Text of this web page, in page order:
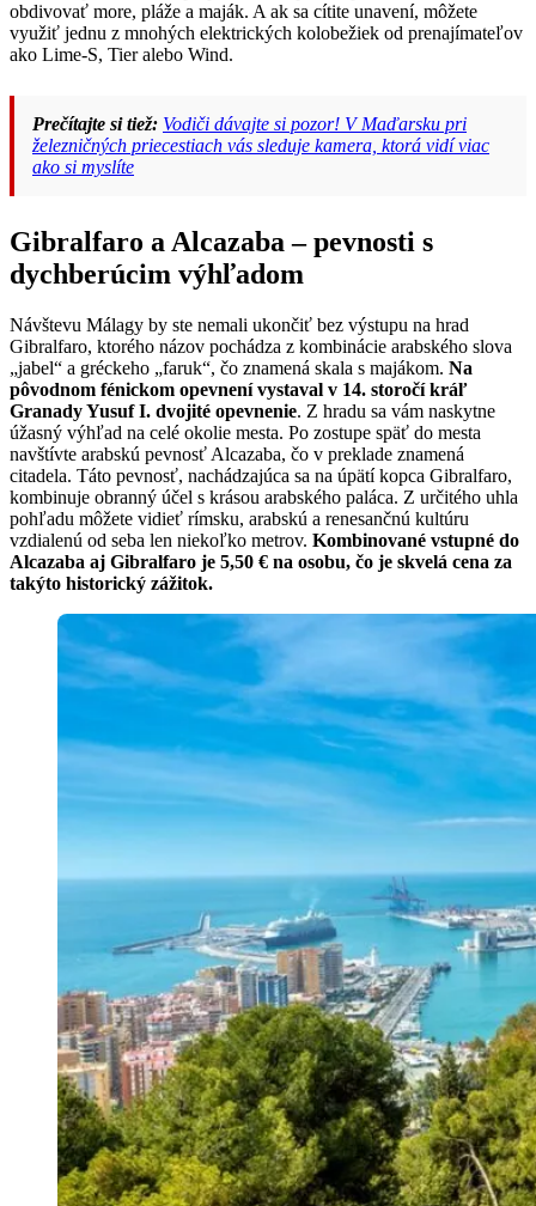
obdivovať more, pláže a maják. A ak sa cítite unavení, môžete
využiť jednu z mnohých elektrických kolobežiek od prenajímateľov
ako Lime-S, Tier alebo Wind.
Prečítajte si tiež: Vodiči dávajte si pozor! V Maďarsku pri
železničných priecestiach vás sleduje kamera, ktorá vidí viac
ako si myslíte
Gibralfaro a Alcazaba – pevnosti s
dychberúcim výhľadom
Návštevu Málagy by ste nemali ukončiť bez výstupu na hrad
Gibralfaro, ktorého názov pochádza z kombinácie arabského slova
„jabel“ a gréckeho „faruk“, čo znamená skala s majákom. Na
pôvodnom fénickom opevnení vystaval v 14. storočí kráľ
Granady Yusuf I. dvojité opevnenie. Z hradu sa vám naskytne
úžasný výhľad na celé okolie mesta. Po zostupe späť do mesta
navštívte arabskú pevnosť Alcazaba, čo v preklade znamená
citadela. Táto pevnosť, nachádzajúca sa na úpätí kopca Gibralfaro,
kombinuje obranný účel s krásou arabského paláca. Z určitého uhla
pohľadu môžete vidieť rímsku, arabskú a renesančnú kultúru
vzdialenú od seba len niekoľko metrov. Kombinované vstupné do
Alcazaba aj Gibralfaro je 5,50 € na osobu, čo je skvelá cena za
takýto historický zážitok.